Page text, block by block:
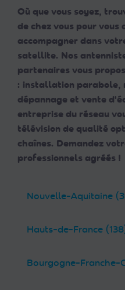
Où que vous soyez,
de chez vous pour vous
accompagner dans
satellite. Nos
partenaires vous
: installation parabole,
dépannage et vente
entreprise du réseau
télévision de qualité
chaînes. Demandez
professionnels agréés !
Nouvelle-Aquitaine
Hauts-de-France
Bourgogne-Franche-